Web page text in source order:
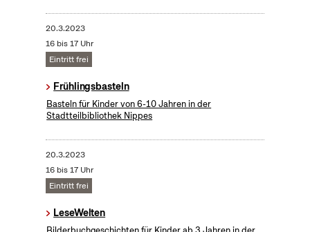
20.3.2023
16 bis 17 Uhr
Eintritt frei
Frühlingsbasteln
Basteln für Kinder von 6-10 Jahren in der
Stadtteilbibliothek Nippes
20.3.2023
16 bis 17 Uhr
Eintritt frei
LeseWelten